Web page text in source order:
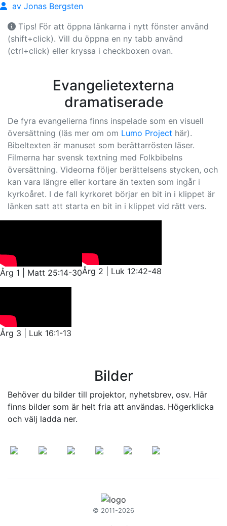
av Jonas Bergsten
Tips! För att öppna länkarna i nytt fönster använd
(shift+click). Vill du öppna en ny tabb använd
(ctrl+click) eller kryssa i checkboxen ovan.
Evangelietexterna
dramatiserade
De fyra evangelierna finns inspelade som en visuell
översättning (läs mer om om Lumo Project här).
Bibeltexten är manuset som berättarrösten läser.
Filmerna har svensk textning med Folkbibelns
översättning. Videorna följer berättelsens stycken, och
kan vara längre eller kortare än texten som ingår i
kyrkoåret. I de fall kyrkoret börjar en bit in i klippet är
länken satt att starta en bit in i klippet vid rätt vers.
Årg 1 | Matt 25:14-30Årg 2 | Luk 12:42-48
Årg 3 | Luk 16:1-13
Bilder
Behöver du bilder till projektor, nyhetsbrev, osv. Här
finns bilder som är helt fria att användas. Högerklicka
och välj ladda ner.
© 2011-2026